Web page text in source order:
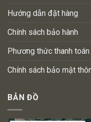
Hướng dẫn đặt hàng
Chính sách bảo hành
Phương thức thanh toán
Chính sách bảo mật
BẢN ĐỒ